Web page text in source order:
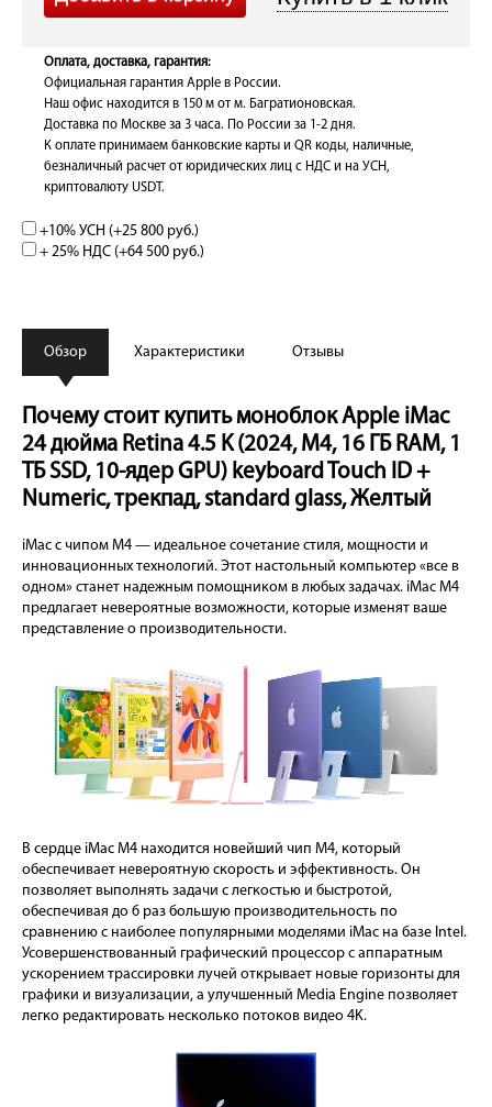
Оплата, доставка, гарантия:
Официальная гарантия Apple в России.
Наш офис находится в 150 м от м. Багратионовская.
Доставка по Москве за 3 часа. По России за 1-2 дня.
К оплате принимаем банковские карты и QR коды, наличные,
безналичный расчет от юридических лиц с НДС и на УСН,
криптовалюту USDT.
+10% УСН (+25 800 руб.)
+ 25% НДС (+64 500 руб.)
Обзор Характеристики Отзывы
Почему стоит купить моноблок Apple iMac
24 дюйма Retina 4.5 K (2024, M4, 16 ГБ RAM, 1
ТБ SSD, 10-ядер GPU) keyboard Touch ID +
Numeric, трекпад, standard glass, Желтый
iMac с чипом M4 — идеальное сочетание стиля, мощности и
инновационных технологий. Этот настольный компьютер «все в
одном» станет надежным помощником в любых задачах. iMac M4
предлагает невероятные возможности, которые изменят ваше
представление о производительности.
В сердце iMac M4 находится новейший чип M4, который
обеспечивает невероятную скорость и эффективность. Он
позволяет выполнять задачи с легкостью и быстротой,
обеспечивая до 6 раз большую производительность по
сравнению с наиболее популярными моделями iMac на базе Intel.
Усовершенствованный графический процессор с аппаратным
ускорением трассировки лучей открывает новые горизонты для
графики и визуализации, а улучшенный Media Engine позволяет
легко редактировать несколько потоков видео 4K.